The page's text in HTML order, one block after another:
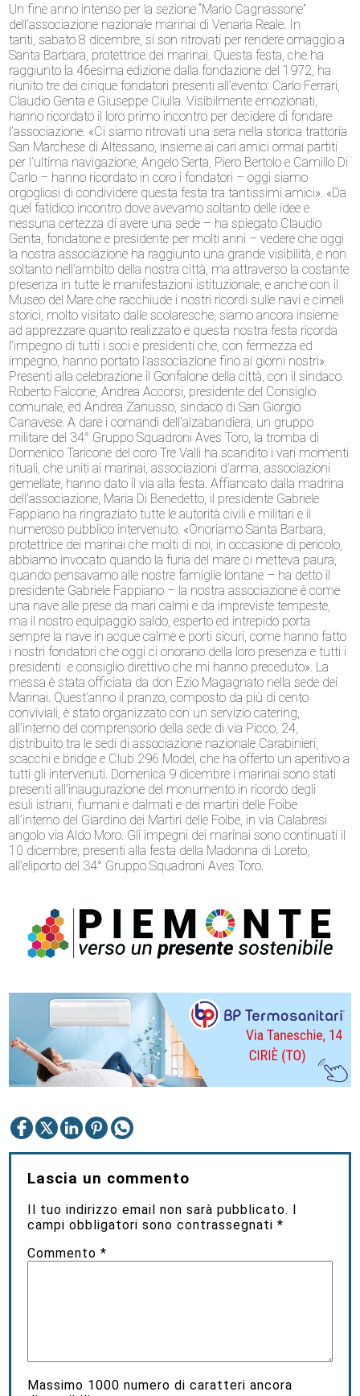
Un fine anno intenso per la sezione “Mario Cagnassone”
dell’associazione nazionale marinai di Venaria Reale. In
tanti, sabato 8 dicembre, si son ritrovati per rendere omaggio a
Santa Barbara, protettrice dei marinai. Questa festa, che ha
raggiunto la 46esima edizione dalla fondazione del 1972, ha
riunito tre dei cinque fondatori presenti all’evento: Carlo Ferrari,
Claudio Genta e Giuseppe Ciulla. Visibilmente emozionati,
hanno ricordato il loro primo incontro per decidere di fondare
l’associazione. «Ci siamo ritrovati una sera nella storica trattoria
San Marchese di Altessano, insieme ai cari amici ormai partiti
per l’ultima navigazione, Angelo Serta, Piero Bertolo e Camillo Di
Carlo – hanno ricordato in coro i fondatori – oggi siamo
orgogliosi di condividere questa festa tra tantissimi amici». «Da
quel fatidico incontro dove avevamo soltanto delle idee e
nessuna certezza di avere una sede – ha spiegato Claudio
Genta, fondatone e presidente per molti anni – vedere che oggi
la nostra associazione ha raggiunto una grande visibilità, e non
soltanto nell’ambito della nostra città, ma attraverso la costante
presenza in tutte le manifestazioni istituzionale, e anche con il
Museo del Mare che racchiude i nostri ricordi sulle navi e cimeli
storici, molto visitato dalle scolaresche, siamo ancora insieme
ad apprezzare quanto realizzato e questa nostra festa ricorda
l’impegno di tutti i soci e presidenti che, con fermezza ed
impegno, hanno portato l’associazione fino ai giorni nostri».
Presenti alla celebrazione il Gonfalone della città, con il sindaco
Roberto Falcone, Andrea Accorsi, presidente del Consiglio
comunale, ed Andrea Zanusso, sindaco di San Giorgio
Canavese. A dare i comandi dell’alzabandiera, un gruppo
militare del 34° Gruppo Squadroni Aves Toro, la tromba di
Domenico Taricone del coro Tre Valli ha scandito i vari momenti
rituali, che uniti ai marinai, associazioni d’arma, associazioni
gemellate, hanno dato il via alla festa. Affiancato dalla madrina
dell’associazione, Maria Di Benedetto, il presidente Gabriele
Fappiano ha ringraziato tutte le autorità civili e militari e il
numeroso pubblico intervenuto. «Onoriamo Santa Barbara,
protettrice dei marinai che molti di noi, in occasione di pericolo,
abbiamo invocato quando la furia del mare ci metteva paura,
quando pensavamo alle nostre famiglie lontane – ha detto il
presidente Gabriele Fappiano – la nostra associazione è come
una nave alle prese da mari calmi e da impreviste tempeste,
ma il nostro equipaggio saldo, esperto ed intrepido porta
sempre la nave in acque calme e porti sicuri, come hanno fatto
i nostri fondatori che oggi ci onorano della loro presenza e tutti i
presidenti e consiglio direttivo che mi hanno preceduto». La
messa è stata officiata da don Ezio Magagnato nella sede dei
Marinai. Quest’anno il pranzo, composto da più di cento
conviviali, è stato organizzato con un servizio catering,
all’interno del comprensorio della sede di via Picco, 24,
distribuito tra le sedi di associazione nazionale Carabinieri,
scacchi e bridge e Club 296 Model, che ha offerto un aperitivo a
tutti gli intervenuti. Domenica 9 dicembre i marinai sono stati
presenti all’inaugurazione del monumento in ricordo degli
esuli istriani, fiumani e dalmati e dei martiri delle Foibe
all’interno del Giardino dei Martiri delle Foibe, in via Calabresi
angolo via Aldo Moro. Gli impegni dei marinai sono continuati il
10 dicembre, presenti alla festa della Madonna di Loreto,
all’eliporto del 34° Gruppo Squadroni Aves Toro.
Lascia un commento
Il tuo indirizzo email non sarà pubblicato.
campi obbligatori sono contrassegnati*
Commento*
Massimo 1000 numero di caratteri ancora